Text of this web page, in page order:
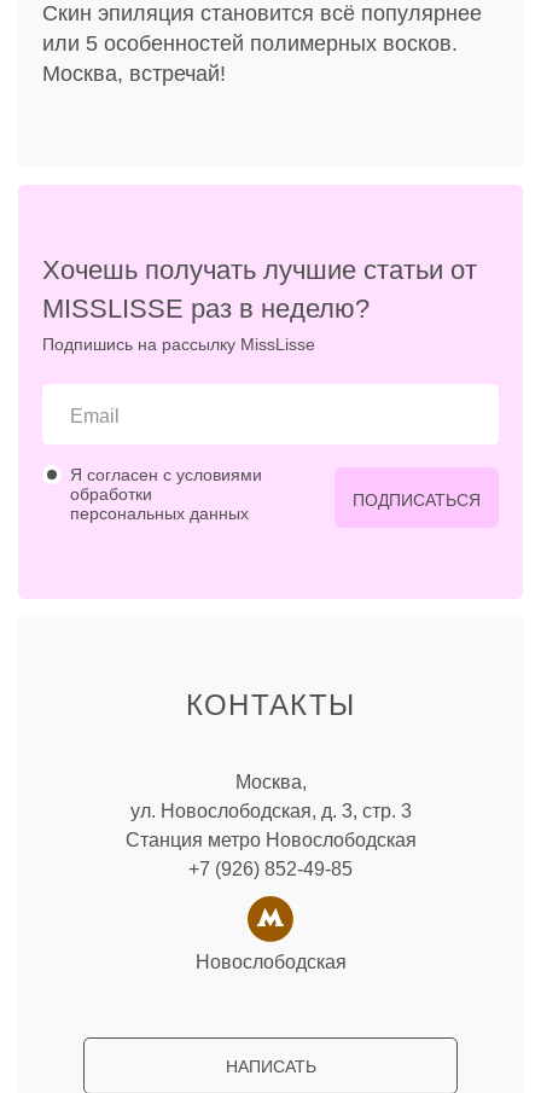
Скин эпиляция становится всё популярнее
или 5 особенностей полимерных восков.
Москва, встречай!
Хочешь получать лучшие статьи от
MISSLISSE раз в неделю?
Подпишись на рассылку MissLisse
Я согласен с условиями
обработки
персональных данных
ПОДПИСАТЬСЯ
КОНТАКТЫ
Москва,
ул. Новослободская, д. 3, стр. 3
Станция метро Новослободская
+7 (926) 852-49-85
Новослободская
НАПИСАТЬ